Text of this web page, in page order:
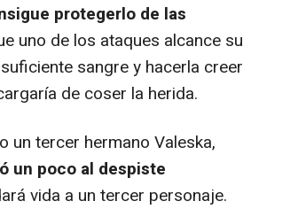
protegerlo de las
uno de los ataques alcance su
sangre y hacerla creer
de coser la herida.
un tercer hermano Valeska,
un poco al despiste
vida a un tercer personaje.